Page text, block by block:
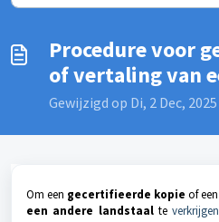
Procedure voor
of vertaling van
Gewijzigd op Di, 2 Dec,
Om een gecertifieerde kopie of een
een andere landstaalte